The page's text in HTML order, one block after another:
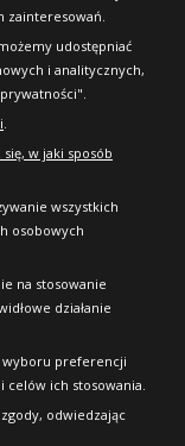
zainteresowań.
udostępniać
i analitycznych,
.
w jaki sposób
wszystkich
osobowych
na stosowanie
działanie
wyboru preferencji
ich stosowania.
odwiedzając
Wszelkie